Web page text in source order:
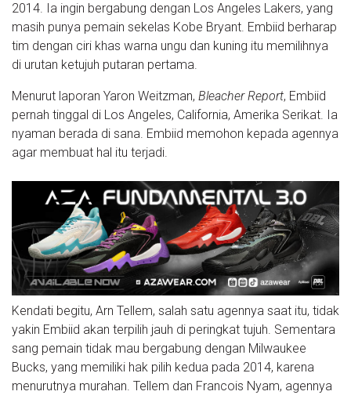
2014. Ia ingin bergabung dengan Los Angeles Lakers, yang
masih punya pemain sekelas Kobe Bryant. Embiid berharap
tim dengan ciri khas warna ungu dan kuning itu memilihnya
di urutan ketujuh putaran pertama.
Menurut laporan Yaron Weitzman, Bleacher Report, Embiid
pernah tinggal di Los Angeles, California, Amerika Serikat. Ia
nyaman berada di sana. Embiid memohon kepada agennya
agar membuat hal itu terjadi.
Kendati begitu, Arn Tellem, salah satu agennya saat itu, tidak
yakin Embiid akan terpilih jauh di peringkat tujuh. Sementara
sang pemain tidak mau bergabung dengan Milwaukee
Bucks, yang memiliki hak pilih kedua pada 2014, karena
menurutnya murahan. Tellem dan Francois Nyam, agennya